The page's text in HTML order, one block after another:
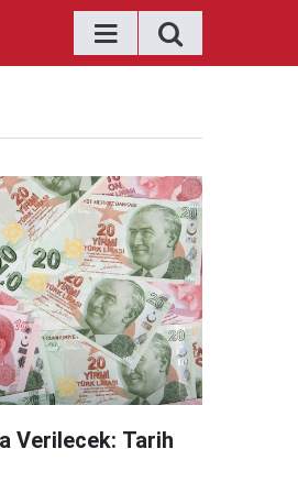
Verilecek: Tarih